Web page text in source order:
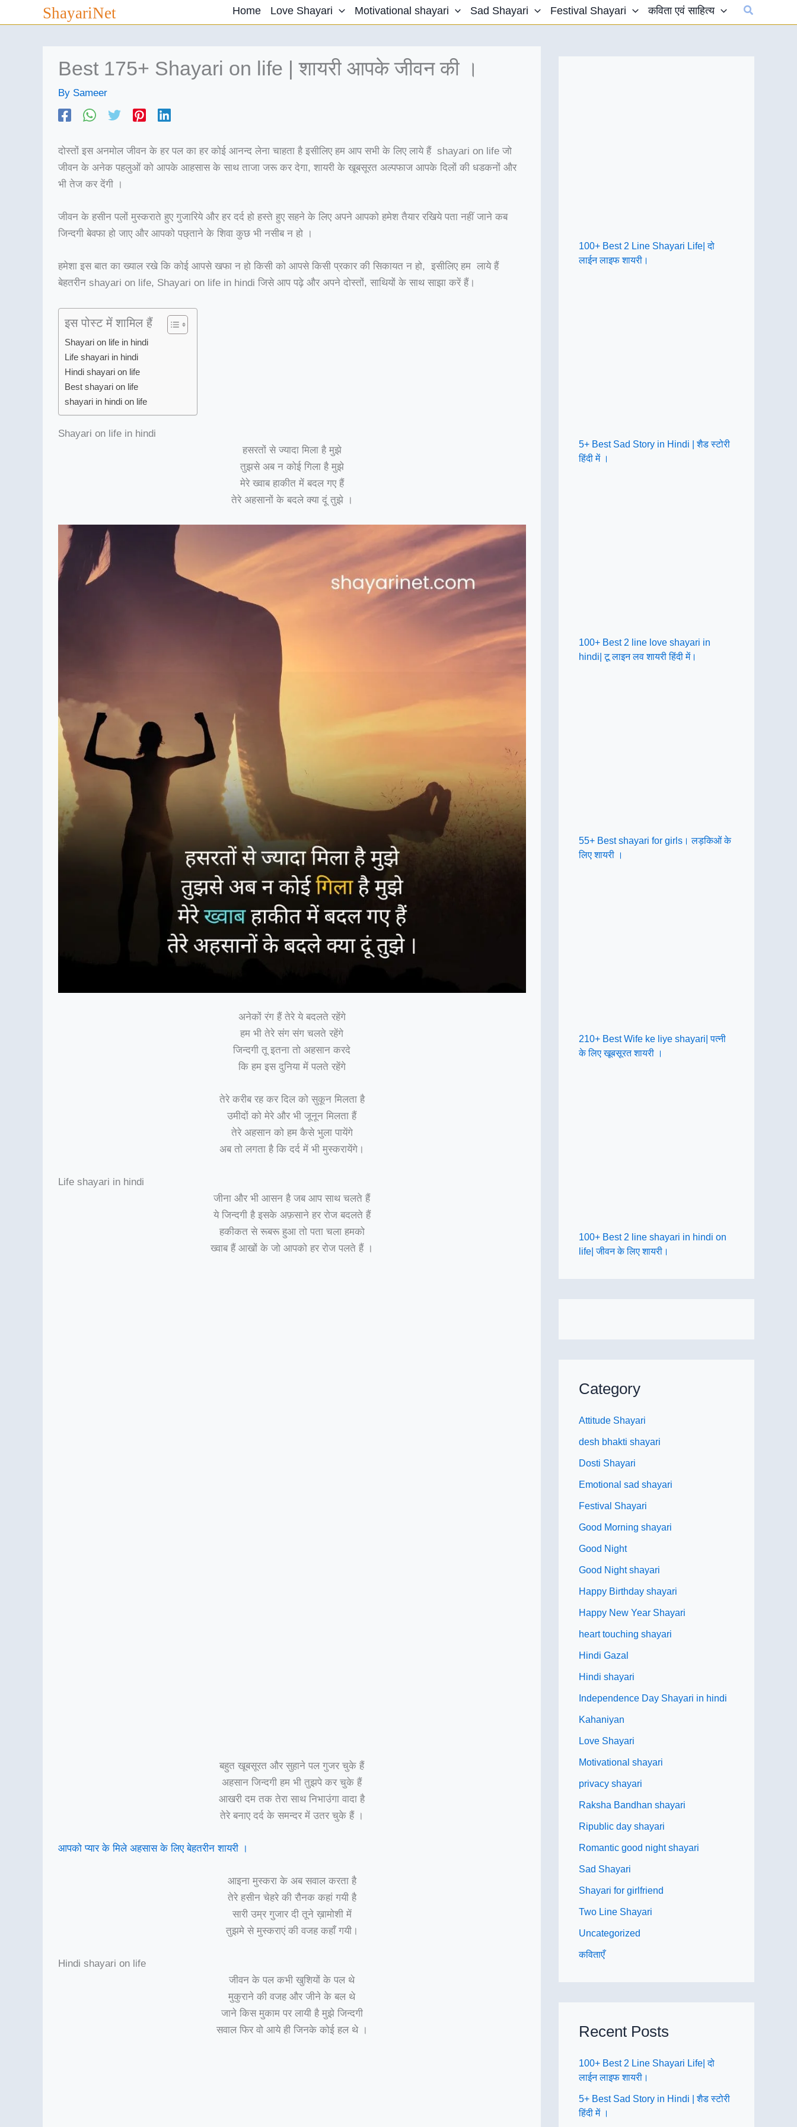
to
ShayariNet Home Love Shayari Motivational shayari Sad Shayari Festival Shayari कविता एवं साहित्य Search
Best 175+ Shayari on life | शायरी आपके जीवन की ।
By Sameer
दोस्तों इस अनमोल जीवन के हर पल का हर कोई आनन्द लेना चाहता है इसीलिए हम आप सभी के लिए लाये हैं shayari on life जो
जीवन के अनेक पहलुओं को आपके आहसास के साथ ताजा जरू कर देगा, शायरी के खूबसूरत अल्पफाज आपके दिलों की धडकनों और
भी तेज कर देंगी ।
जीवन के हसीन पलों मुस्कराते हुए गुजारिये और हर दर्द हो हस्ते हुए सहने के लिए अपने आपको हमेश तैयार रखिये पता नहीं जाने कब
जिन्दगी बेवफा हो जाए और आपको पछ्ताने के शिवा कुछ भी नसीब न हो ।
हमेशा इस बात का ख्याल रखे कि कोई आपसे खफा न हो किसी को आपसे किसी प्रकार की सिकायत न हो, इसीलिए हम लाये हैं
बेहतरीन shayari on life, Shayari on life in hindi जिसे आप पढ़े और अपने दोस्तों, साथियों के साथ साझा करें हैं।
इस पोस्ट में शामिल हैं
Shayari on life in hindi
Life shayari in hindi
Hindi shayari on life
Best shayari on life
shayari in hindi on life
Shayari on life in hindi
हसरतों से ज्यादा मिला है मुझे
तुझसे अब न कोई गिला है मुझे
मेरे ख्वाब हाकीत में बदल गए हैं
तेरे अहसानों के बदले क्या दूं तुझे ।
अनेकों रंग हैं तेरे ये बदलते रहेंगे
हम भी तेरे संग संग चलते रहेंगे
जिन्दगी तू इतना तो अहसान करदे
कि हम इस दुनिया में पलते रहेंगे
तेरे करीब रह कर दिल को सुकून मिलता है
उमीदों को मेरे और भी जूनून मिलता हैं
तेरे अहसान को हम कैसे भुला पायेंगे
अब तो लगता है कि दर्द में भी मुस्करायेंगे।
Life shayari in hindi
जीना और भी आसन है जब आप साथ चलते हैं
ये जिन्दगी है इसके अफ़साने हर रोज बदलते हैं
हकीकत से रूबरू हुआ तो पता चला हमको
ख्वाब हैं आखों के जो आपको हर रोज पलते हैं ।
बहुत खूबसूरत और सुहाने पल गुजर चुके हैं
अहसान जिन्दगी हम भी तुझपे कर चुके हैं
आखरी दम तक तेरा साथ निभाउंगा वादा है
तेरे बनाए दर्द के समन्दर में उतर चुके हैं ।
आपको प्यार के मिले अहसास के लिए बेहतरीन शायरी ।
आइना मुस्करा के अब सवाल करता है
तेरे हसीन चेहरे की रौनक कहां गयी है
सारी उम्र गुजार दी तूने ख़ामोशी में
तुझमे से मुस्कराएं की वजह कहाँ गयी।
Hindi shayari on life
जीवन के पल कभी खुशियों के पल थे
मुकुराने की वजह और जीने के बल थे
जाने किस मुकाम पर लायी है मुझे जिन्दगी
सवाल फिर वो आये ही जिनके कोई हल थे ।
100+ Best 2 Line Shayari Life| दो
लाईन लाइफ शायरी।
5+ Best Sad Story in Hindi | शैड स्टोरी
हिंदी में ।
100+ Best 2 line love shayari in
hindi| टू लाइन लव शायरी हिंदी में।
55+ Best shayari for girls। लड़किओं के
लिए शायरी ।
210+ Best Wife ke liye shayari| पत्नी
के लिए खूबसूरत शायरी ।
100+ Best 2 line shayari in hindi on
life| जीवन के लिए शायरी।
Category
Attitude Shayari
desh bhakti shayari
Dosti Shayari
Emotional sad shayari
Festival Shayari
Good Morning shayari
Good Night
Good Night shayari
Happy Birthday shayari
Happy New Year Shayari
heart touching shayari
Hindi Gazal
Hindi shayari
Independence Day Shayari in hindi
Kahaniyan
Love Shayari
Motivational shayari
privacy shayari
Raksha Bandhan shayari
Ripublic day shayari
Romantic good night shayari
Sad Shayari
Shayari for girlfriend
Two Line Shayari
Uncategorized
कविताएँ
Recent Posts
100+ Best 2 Line Shayari Life| दो
लाईन लाइफ शायरी।
5+ Best Sad Story in Hindi | शैड स्टोरी
हिंदी में ।